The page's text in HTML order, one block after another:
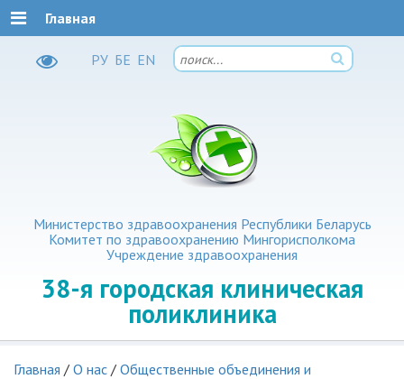
РУ БЕ EN
Министерство здравоохранения Республики Беларусь
Комитет по здравоохранению Мингорисполкома
Учреждение здравоохранения
38-я городская клиническая
поликлиника
Главная
Главная / О нас / Общественные объединения и